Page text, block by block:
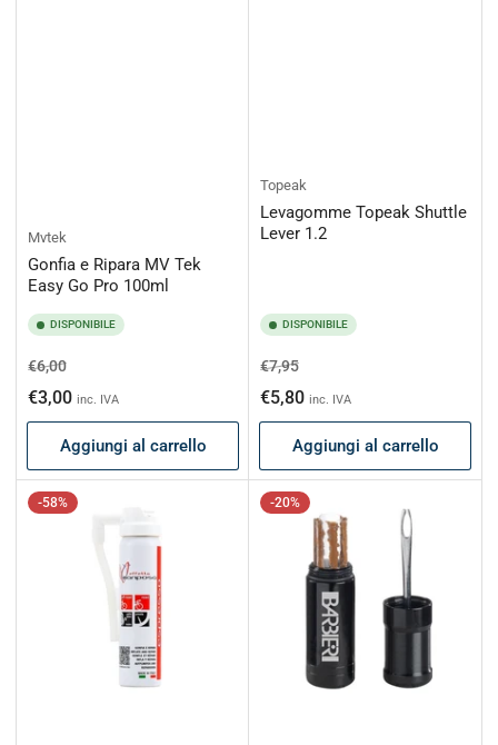
Mvtek
Gonfia e Ripara MV Tek
Easy Go Pro 100ml
DISPONIBILE
Prezzo
di
listino
€6,00Prezzo
scontato
€3,00 inc. IVA
Aggiungi al carrello
Topeak
Levagomme Topeak Shuttle
Lever 1.2
DISPONIBILE
Prezzo
di
listino
€7,95Prezzo
scontato
€5,80 inc. IVA
Aggiungi al carrello
-58% -20%